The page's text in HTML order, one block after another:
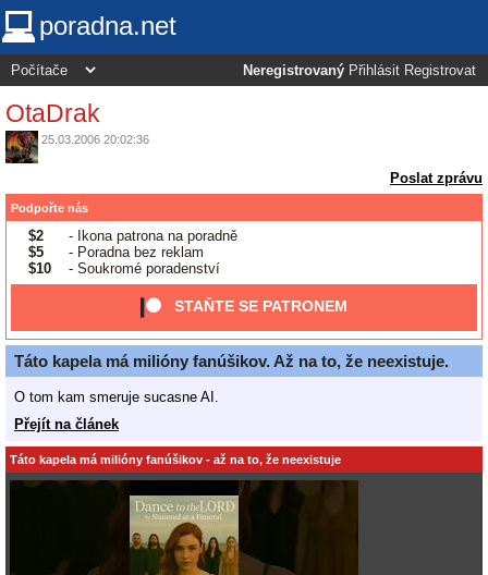
poradna.net
Neregistrovaný Přihlásit Registrovat
OtaDrak
25.03.2006 20:02:36
Poslat zprávu
Podpořte nás
$2
- Ikona patrona na poradně
$5
- Poradna bez reklam
$10
- Soukromé poradenství
STAŇTE SE PATRONEM
Táto kapela má milióny fanúšikov. Až na to, že neexistuje.
O tom kam smeruje sucasne AI.
Přejít na článek
Táto kapela má milióny fanúšikov - až na to, že neexistuje